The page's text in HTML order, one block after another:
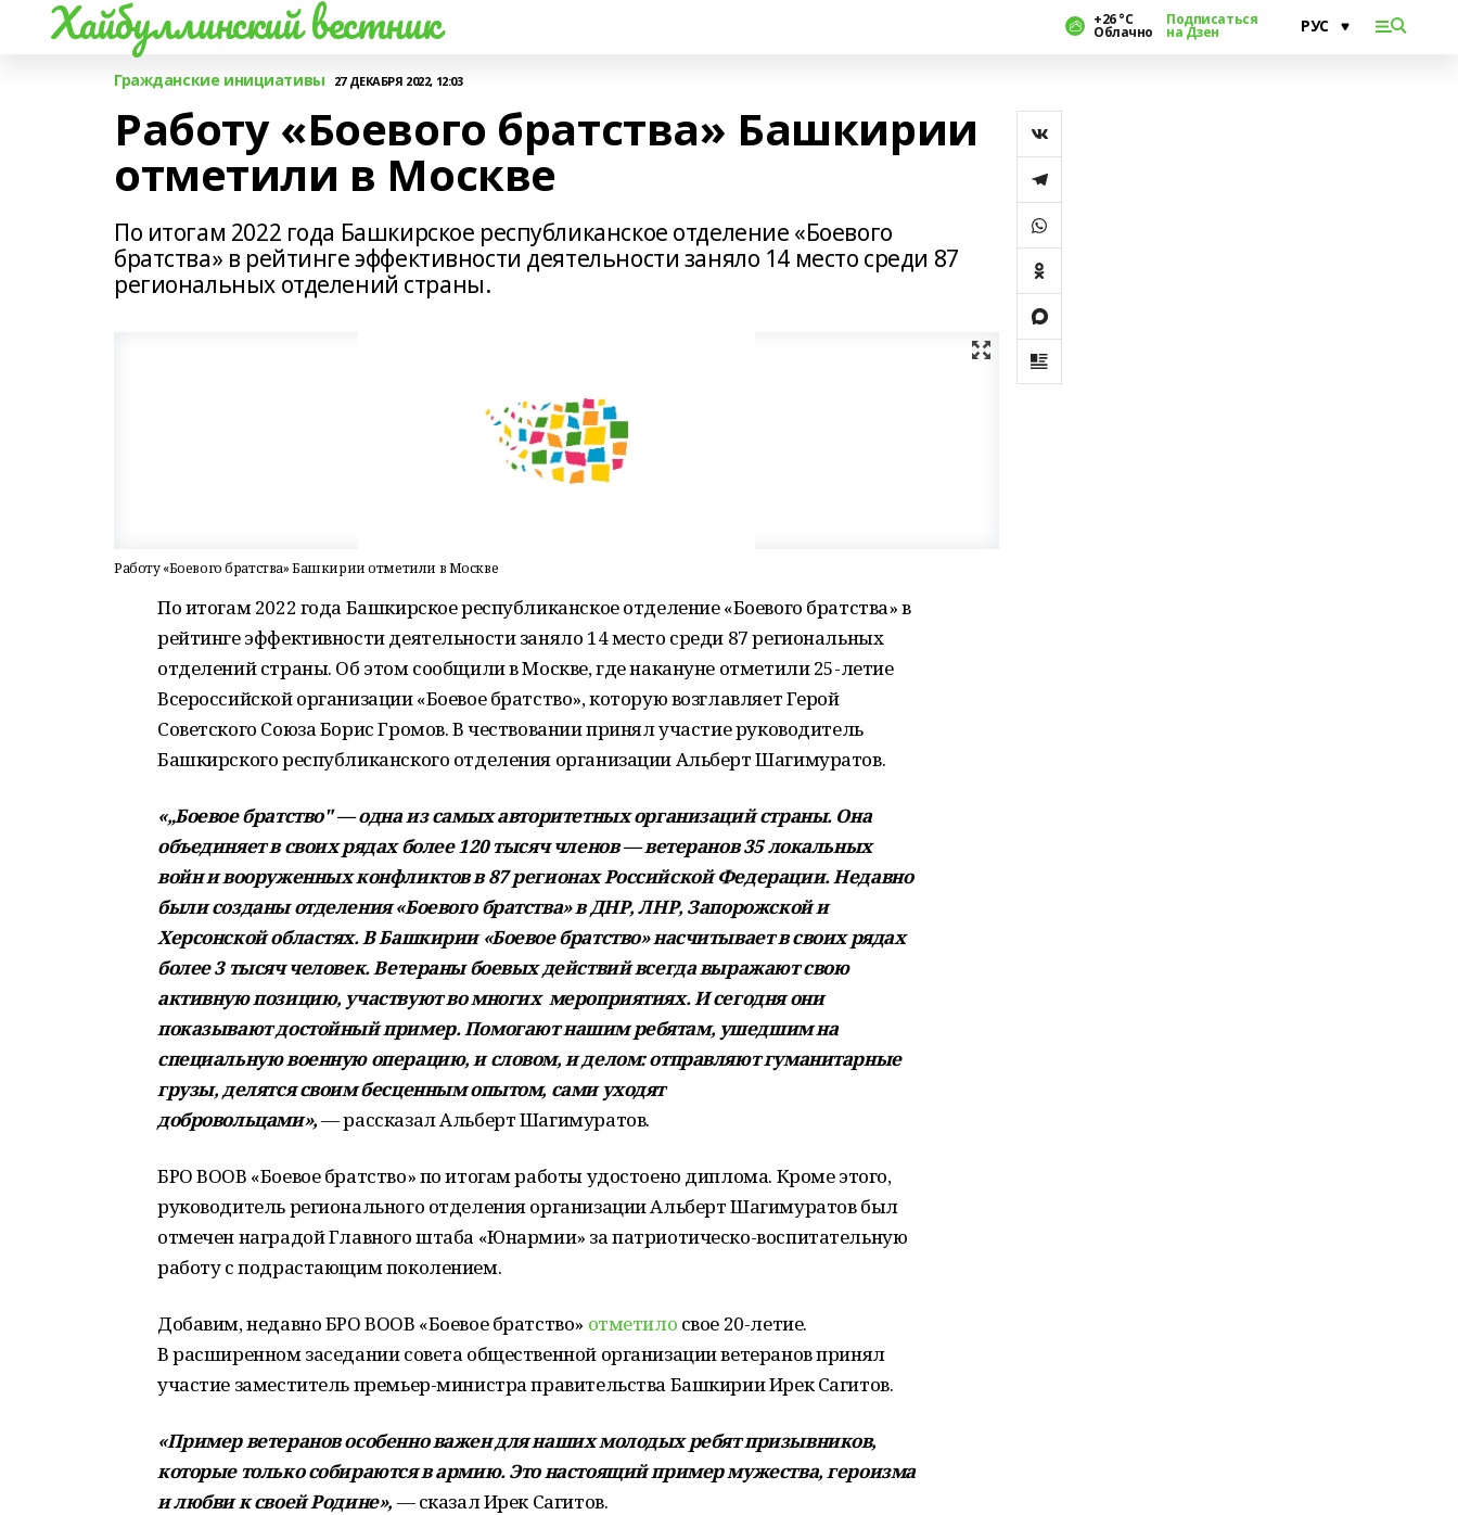
Хайбуллинский вестник +26 °С
Облачно
Подписаться
на Дзен
Гражданские инициативы 27 ДЕКАБРЯ 2022, 12:03
Работу «Боевого братства» Башкирии
отметили в Москве
По итогам 2022 года Башкирское республиканское отделение «Боевого
братства» в рейтинге эффективности деятельности заняло 14 место среди 87
региональных отделений страны.
Работу «Боевого братства» Башкирии отметили в Москве
По итогам 2022 года Башкирское республиканское отделение «Боевого братства» в
рейтинге эффективности деятельности заняло 14 место среди 87 региональных
отделений страны. Об этом сообщили в Москве, где накануне отметили 25-летие
Всероссийской организации «Боевое братство», которую возглавляет Герой
Советского Союза Борис Громов. В чествовании принял участие руководитель
Башкирского республиканского отделения организации Альберт Шагимуратов.
«„Боевое братство" — одна из самых авторитетных организаций страны. Она
объединяет в своих рядах более 120 тысяч членов — ветеранов 35 локальных
войн и вооруженных конфликтов в 87 регионах Российской Федерации. Недавно
были созданы отделения «Боевого братства» в ДНР, ЛНР, Запорожской и
Херсонской областях. В Башкирии «Боевое братство» насчитывает в своих рядах
более 3 тысяч человек. Ветераны боевых действий всегда выражают свою
активную позицию, участвуют во многих мероприятиях. И сегодня они
показывают достойный пример. Помогают нашим ребятам, ушедшим на
специальную военную операцию, и словом, и делом: отправляют гуманитарные
грузы, делятся своим бесценным опытом, сами уходят
добровольцами»,— рассказал Альберт Шагимуратов.
БРО ВООВ «Боевое братство» по итогам работы удостоено диплома. Кроме этого,
руководитель регионального отделения организации Альберт Шагимуратов был
отмечен наградой Главного штаба «Юнармии» за патриотическо-воспитательную
работу с подрастающим поколением.
Добавим, недавно БРО ВООВ «Боевое братство» отметило свое 20-летие.
В расширенном заседании совета общественной организации ветеранов принял
участие заместитель премьер-министра правительства Башкирии Ирек Сагитов.
«Пример ветеранов особенно важен для наших молодых ребят призывников,
которые только собираются в армию. Это настоящий пример мужества, героизма
и любви к своей Родине», — сказал Ирек Сагитов.